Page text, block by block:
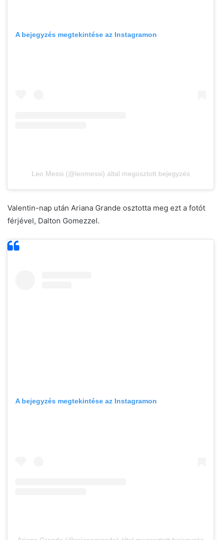
A bejegyzés megtekintése az Instagramon
Leo Messi (@leomessi) által megosztott bejegyzés
Valentin-nap után Ariana Grande osztotta meg ezt a fotót
férjével, Dalton Gomezzel.
A bejegyzés megtekintése az Instagramon